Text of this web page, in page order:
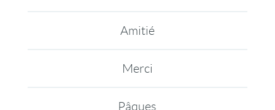
Amitié
Merci
Pâques